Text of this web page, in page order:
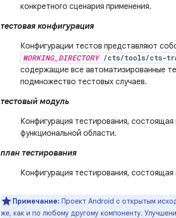
конкретного сценария применения.
тестовая конфигурация
Конфигурации тестов представляют
WORKING_DIRECTORY/cts/tools/cts-
содержащие все автоматизированные
подмножество тестовых случаев.
тестовый модуль
Конфигурация тестирования,
функциональной области.
план тестирования
Конфигурация тестирования,
Примечание: Проект Android с открытым
же, как и по любому другому компоненту.